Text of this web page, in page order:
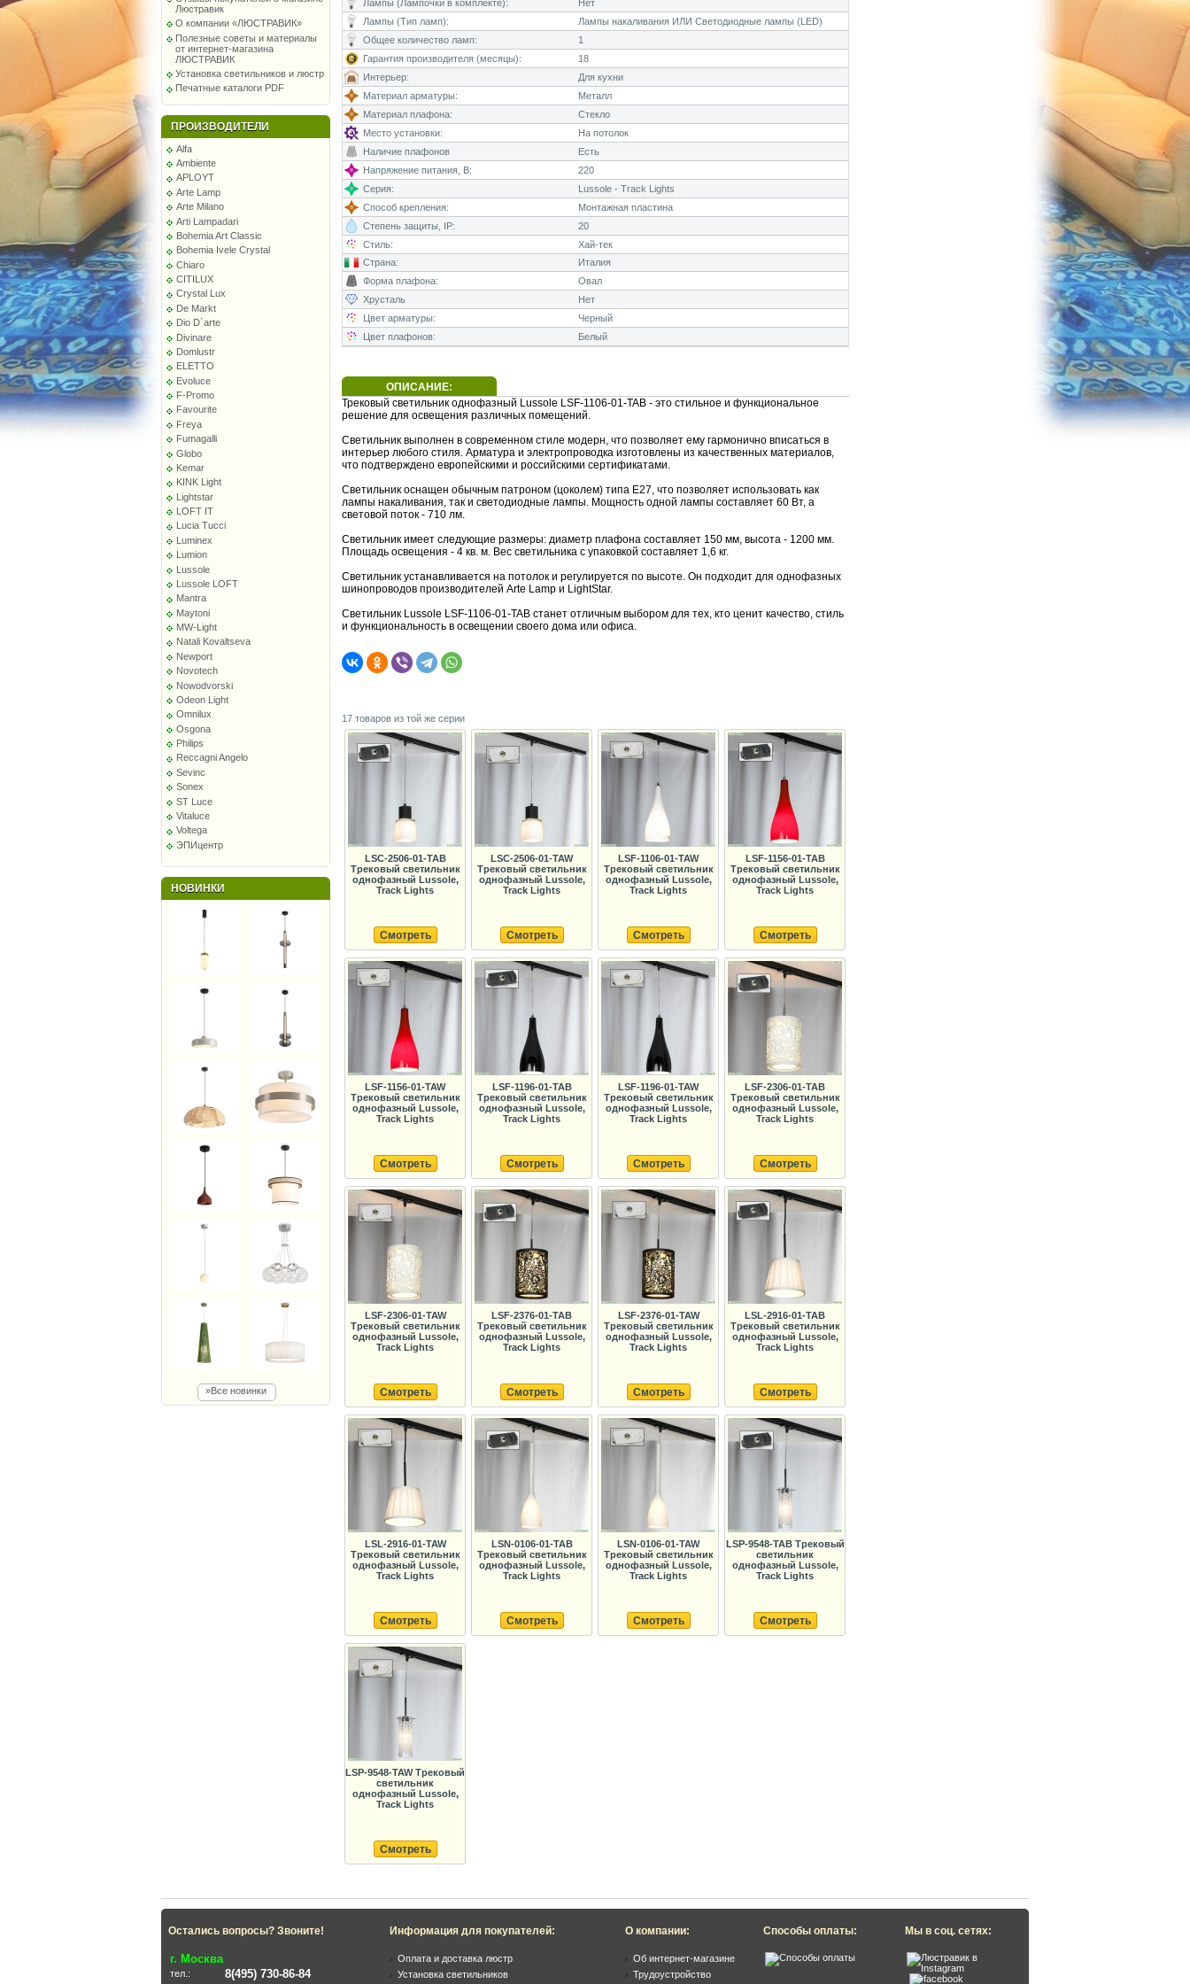
Люстравик
О компании «ЛЮСТРАВИК»
Полезные советы и материалы
от интернет-магазина
ЛЮСТРАВИК
Установка светильников и люстр
Печатные каталоги PDF
ПРОИЗВОДИТЕЛИ
Alfa
Ambiente
APLOYT
Arte Lamp
Arte Milano
Arti Lampadari
Bohemia Art Classic
Bohemia Ivele Crystal
Chiaro
CITILUX
Crystal Lux
De Markt
Dio D`arte
Divinare
Domlustr
ELETTO
Evoluce
F-Promo
Favourite
Freya
Fumagalli
Globo
Kemar
KINK Light
Lightstar
LOFT IT
Lucia Tucci
Luminex
Lumion
Lussole
Lussole LOFT
Mantra
Maytoni
MW-Light
Natali Kovaltseva
Newport
Novotech
Nowodvorski
Odeon Light
Omnilux
Osgona
Philips
Reccagni Angelo
Sevinc
Sonex
ST Luce
Vitaluce
Voltega
ЭПИцентр
НОВИНКИ
»Все новинки
Лампы (Лампочки в комплекте):
Нет
Лампы (Тип ламп):
Лампы накаливания ИЛИ Светодиодные лампы (LED)
Общее количество ламп:
1
Гарантия производителя (месяцы):
18
Интерьер:
Для кухни
Материал арматуры:
Металл
Материал плафона:
Стекло
Место установки:
На потолок
Наличие плафонов
Есть
Напряжение питания, В:
220
Серия:
Lussole - Track Lights
Способ крепления:
Монтажная пластина
Степень защиты, IP:
20
Стиль:
Хай-тек
Страна:
Италия
Форма плафона:
Овал
Хрусталь
Нет
Цвет арматуры:
Черный
Цвет плафонов:
Белый
ОПИСАНИЕ:
Трековый светильник однофазный Lussole LSF-1106-01-TAB - это стильное и функциональное
решение для освещения различных помещений.
Светильник выполнен в современном стиле модерн, что позволяет ему гармонично вписаться в
интерьер любого стиля. Арматура и электропроводка изготовлены из качественных материалов,
что подтверждено европейскими и российскими сертификатами.
Светильник оснащен обычным патроном (цоколем) типа E27, что позволяет использовать как
лампы накаливания, так и светодиодные лампы. Мощность одной лампы составляет 60 Вт, а
световой поток - 710 лм.
Светильник имеет следующие размеры: диаметр плафона составляет 150 мм, высота - 1200 мм.
Площадь освещения - 4 кв. м. Вес светильника с упаковкой составляет 1,6 кг.
Светильник устанавливается на потолок и регулируется по высоте. Он подходит для однофазных
шинопроводов производителей Arte Lamp и LightStar.
Светильник Lussole LSF-1106-01-TAB станет отличным выбором для тех, кто ценит качество, стиль
и функциональность в освещении своего дома или офиса.
17 товаров из той же серии
LSC-2506-01-TAB
Трековый светильник
однофазный Lussole,
Track Lights
Смотреть
LSC-2506-01-TAW
Трековый светильник
однофазный Lussole,
Track Lights
Смотреть
LSF-1106-01-TAW
Трековый светильник
однофазный Lussole,
Track Lights
Смотреть
LSF-1156-01-TAB
Трековый светильник
однофазный Lussole,
Track Lights
Смотреть
LSF-1156-01-TAW
Трековый светильник
однофазный Lussole,
Track Lights
Смотреть
LSF-1196-01-TAB
Трековый светильник
однофазный Lussole,
Track Lights
Смотреть
LSF-1196-01-TAW
Трековый светильник
однофазный Lussole,
Track Lights
Смотреть
LSF-2306-01-TAB
Трековый светильник
однофазный Lussole,
Track Lights
Смотреть
LSF-2306-01-TAW
Трековый светильник
однофазный Lussole,
Track Lights
Смотреть
LSF-2376-01-TAB
Трековый светильник
однофазный Lussole,
Track Lights
Смотреть
LSF-2376-01-TAW
Трековый светильник
однофазный Lussole,
Track Lights
Смотреть
LSL-2916-01-TAB
Трековый светильник
однофазный Lussole,
Track Lights
Смотреть
LSL-2916-01-TAW
Трековый светильник
однофазный Lussole,
Track Lights
Смотреть
LSN-0106-01-TAB
Трековый светильник
однофазный Lussole,
Track Lights
Смотреть
LSN-0106-01-TAW
Трековый светильник
однофазный Lussole,
Track Lights
Смотреть
LSP-9548-TAB Трековый
светильник
однофазный Lussole,
Track Lights
Смотреть
LSP-9548-TAW Трековый
светильник
однофазный Lussole,
Track Lights
Смотреть
Остались вопросы? Звоните!
г. Москва
тел.:
8(495) 730-86-84
Информация для покупателей:
Оплата и доставка люстр
Установка светильников
О компании:
Об интернет-магазине
Трудоустройство
Способы оплаты: Мы в соц. сетях: